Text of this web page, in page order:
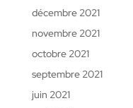
décembre 2021
novembre 2021
octobre 2021
septembre 2021
juin 2021